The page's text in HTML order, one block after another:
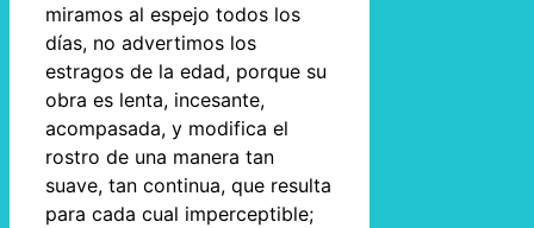
miramos al espejo todos los
días, no advertimos los
estragos de la edad, porque su
obra es lenta, incesante,
acompasada, y modifica el
rostro de una manera tan
suave, tan continua, que resulta
para cada cual imperceptible;